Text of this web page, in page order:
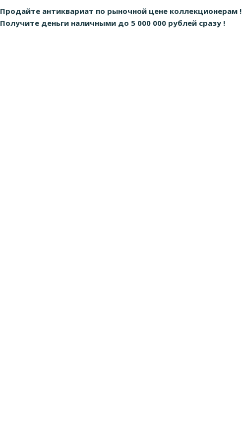
Продайте антиквариат по рыночной цене коллекционерам !
Получите деньги наличными до 5 000 000 рублей сразу !